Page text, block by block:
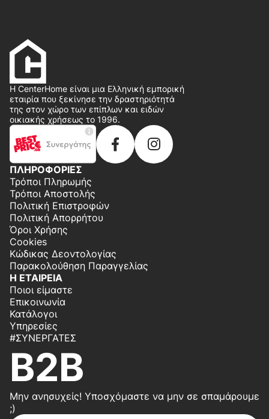
Η CenterHome είναι μια Ελληνική εμπορική
εταιρία που ξεκίνησε την δραστηριότητά
της στον χώρο των επίπλων και ειδών
οικιακής χρήσεως το 1996.
ΠΛΗΡΟΦΟΡΙΕΣ
Τρόποι Πληρωμής
Τρόποι Αποστολής
Πολιτική Επιστροφών
Πολιτική Απορρήτου
Όροι Χρήσης
Cookies
Κώδικας Δεοντολογίας
Παρακολούθηση Παραγγελίας
Η ΕΤΑΙΡΕΙΑ
Ποιοι είμαστε
Επικοινωνία
Κατάλογοι
Υπηρεσίες
#ΣΥΝΕΡΓΆΤΕΣ
B2B
Μην ανησυχείς! Υποσχόμαστε να μην σε σπαμάρουμε
;)